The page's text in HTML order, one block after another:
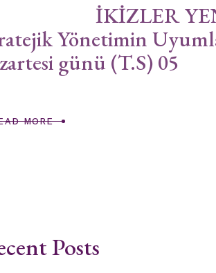
YENİ
Yönetimin
günü (T.S) 05
MORE
Posts